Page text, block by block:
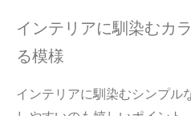
インテリアに馴染むカ
る模様
インテリアに馴染むシンプル